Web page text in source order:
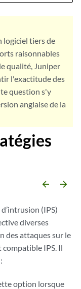
logiciel tiers de
raisonnables
qualité, Juniper
l'exactitude des
question s'y
anglaise de la
arrow_backward arrow_forward
(IPS)
diverses
des attaques sur le
IPS. Il
option lorsque